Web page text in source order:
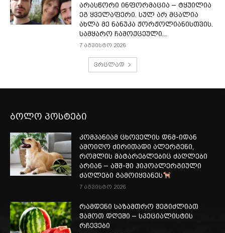
არასწორი ინფორმაცია – ტყუილია
ეგ ყველაფერი. სულ არ მცალია
ახლა მე ნანუკა ჟორჟოლიანისთვის.
სამყარო ჩამოქცეული...
7 აგვისტო 2026
ვრცლად
ბოლო პოსტები
კომპანიამ ცხოველის დნმ-იდან
ამოიღო ძირითადი ალერგენი,
რომლის მატარებლებიც ძაღლები
არიან – აშშ-ში ჰიპოალერგიული
ძაღლები გამოიყვანეს
7 აგვისტო 2026
რამდენი საზამთრო შეგიძლიათ
ჭამოთ დღეში – სპეციალისტის
რჩევები